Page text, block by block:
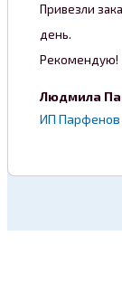
Привезли
день.
Рекомендую!
Людмила
ИП Парфенов